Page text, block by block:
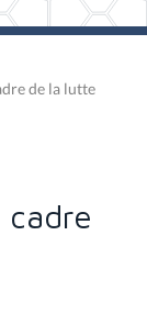
de la lutte
cadre